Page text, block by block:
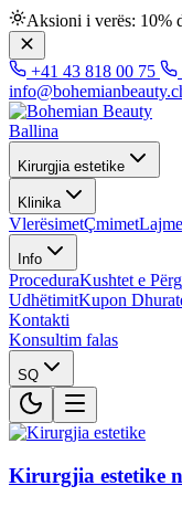
Aksioni i verës: 10%
+41 43 818 00 75
Ballina
Kirurgjia estetike
Klinika
VlerësimetÇmimet
Info
ProceduraKushtet e
UdhëtimitKupon
Kontakti
Konsultim falas
SQ
Kirurgjia estetike